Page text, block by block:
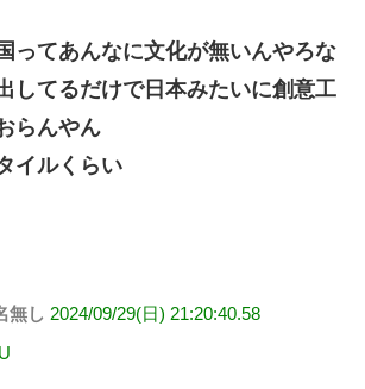
ってあんなに文化が無いんやろな
してるだけで日本みたいに創意工
らんやん
イルくらい
無し 2024/09/29(日) 21:20:40.58